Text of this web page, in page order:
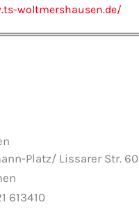
woltmershausen.de/
Platz/ Lissarer Str. 60
613410